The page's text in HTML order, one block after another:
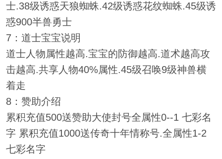
士.38级诱惑天狼蜘蛛.42级诱惑花纹蜘蛛.45级诱
惑900半兽勇士
7：道士宝宝说明
道士人物属性越高.宝宝的防御越高.道术越高攻
击越高.共享人物40%属性.45级召唤9级神兽横
着走
8：赞助介绍
累积充值500送赞助大使封号全属性0--1 七彩名
字 累积充值1000送传奇十年情称号.全属性1-2
七彩名字